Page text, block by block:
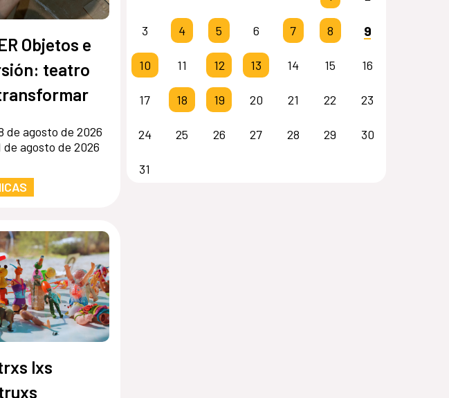
Objetos e
teatro
de agosto de 2026
de agosto de 2026
lxs
3 4 5 6 7 8 9
10 11 12 13 14 15 16
17 18 19 20 21 22 23
24 25 26 27 28 29 30
31